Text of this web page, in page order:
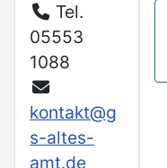
Tel.
05553
1088
kontakt@g
s-altes-
amt.de